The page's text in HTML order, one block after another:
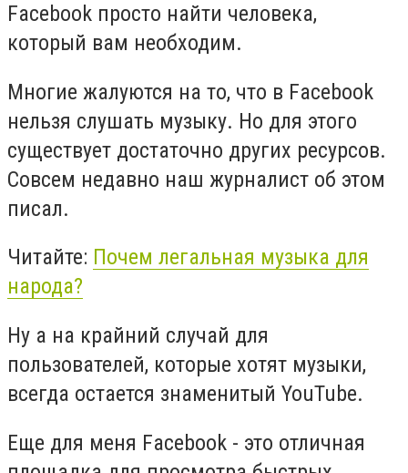
Facebook просто найти человека,
который вам необходим.
Многие жалуются на то, что в Facebook
нельзя слушать музыку. Но для этого
существует достаточно других ресурсов.
Совсем недавно наш журналист об этом
писал.
Читайте: Почем легальная музыка для
народа?
Ну а на крайний случай для
пользователей, которые хотят музыки,
всегда остается знаменитый YouTube.
Еще для меня Facebook - это отличная